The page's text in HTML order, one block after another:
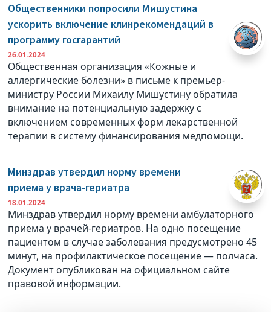
Общественники попросили Мишустина
ускорить включение клинрекомендаций в
программу госгарантий
26.01.2024
Общественная организация «Кожные и
аллергические болезни» в письме к премьер-
министру России Михаилу Мишустину обратила
внимание на потенциальную задержку с
включением современных форм лекарственной
терапии в систему финансирования медпомощи.
Минздрав утвердил норму времени
приема у врача-гериатра
18.01.2024
Минздрав утвердил норму времени амбулаторного
приема у врачей-гериатров. На одно посещение
пациентом в случае заболевания предусмотрено 45
минут, на профилактическое посещение — полчаса.
Документ опубликован на официальном сайте
правовой информации.